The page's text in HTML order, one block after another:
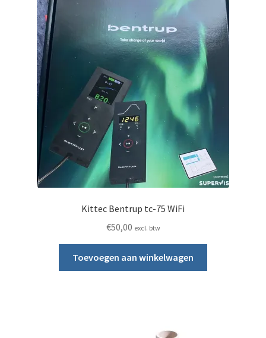
Kittec Bentrup tc-75 WiFi
€50,00 excl. btw
Toevoegen aan winkelwagen